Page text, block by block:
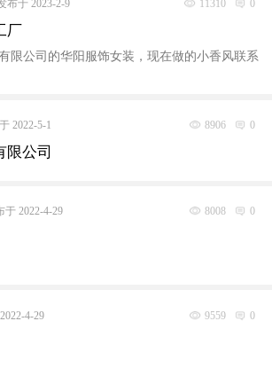
11310 0
布于 2023-2-9
厂
限公司的华阳服饰女装，现在做的小香风联系
8906 0
2022-5-1
限公司
8008 0
于 2022-4-29
9559 0
4-29